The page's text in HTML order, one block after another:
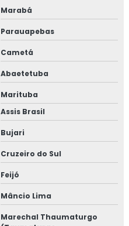
Marabá
Parauapebas
Cametá
Abaetetuba
Marituba
Assis Brasil
Bujari
Cruzeiro do Sul
Feijó
Mâncio Lima
Marechal Thaumaturgo